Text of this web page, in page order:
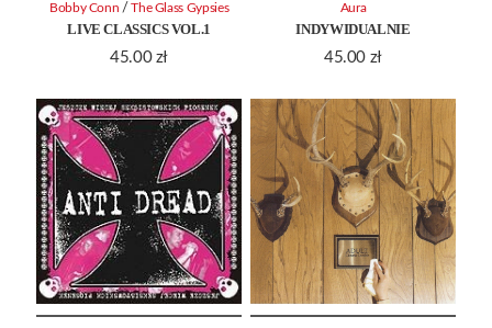
LIVE CLASSICS VOL.1
45.00 zł
Bobby Conn /The Glass Gypsies
INDYWIDUALNIE
45.00 zł
Aura